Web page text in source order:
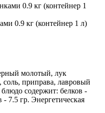
0.9 кг (контейнер 1 л)
молотый, лук
соль, приправа, лавровый
содержит: белков -
- 7.5 гр. Энергетическая